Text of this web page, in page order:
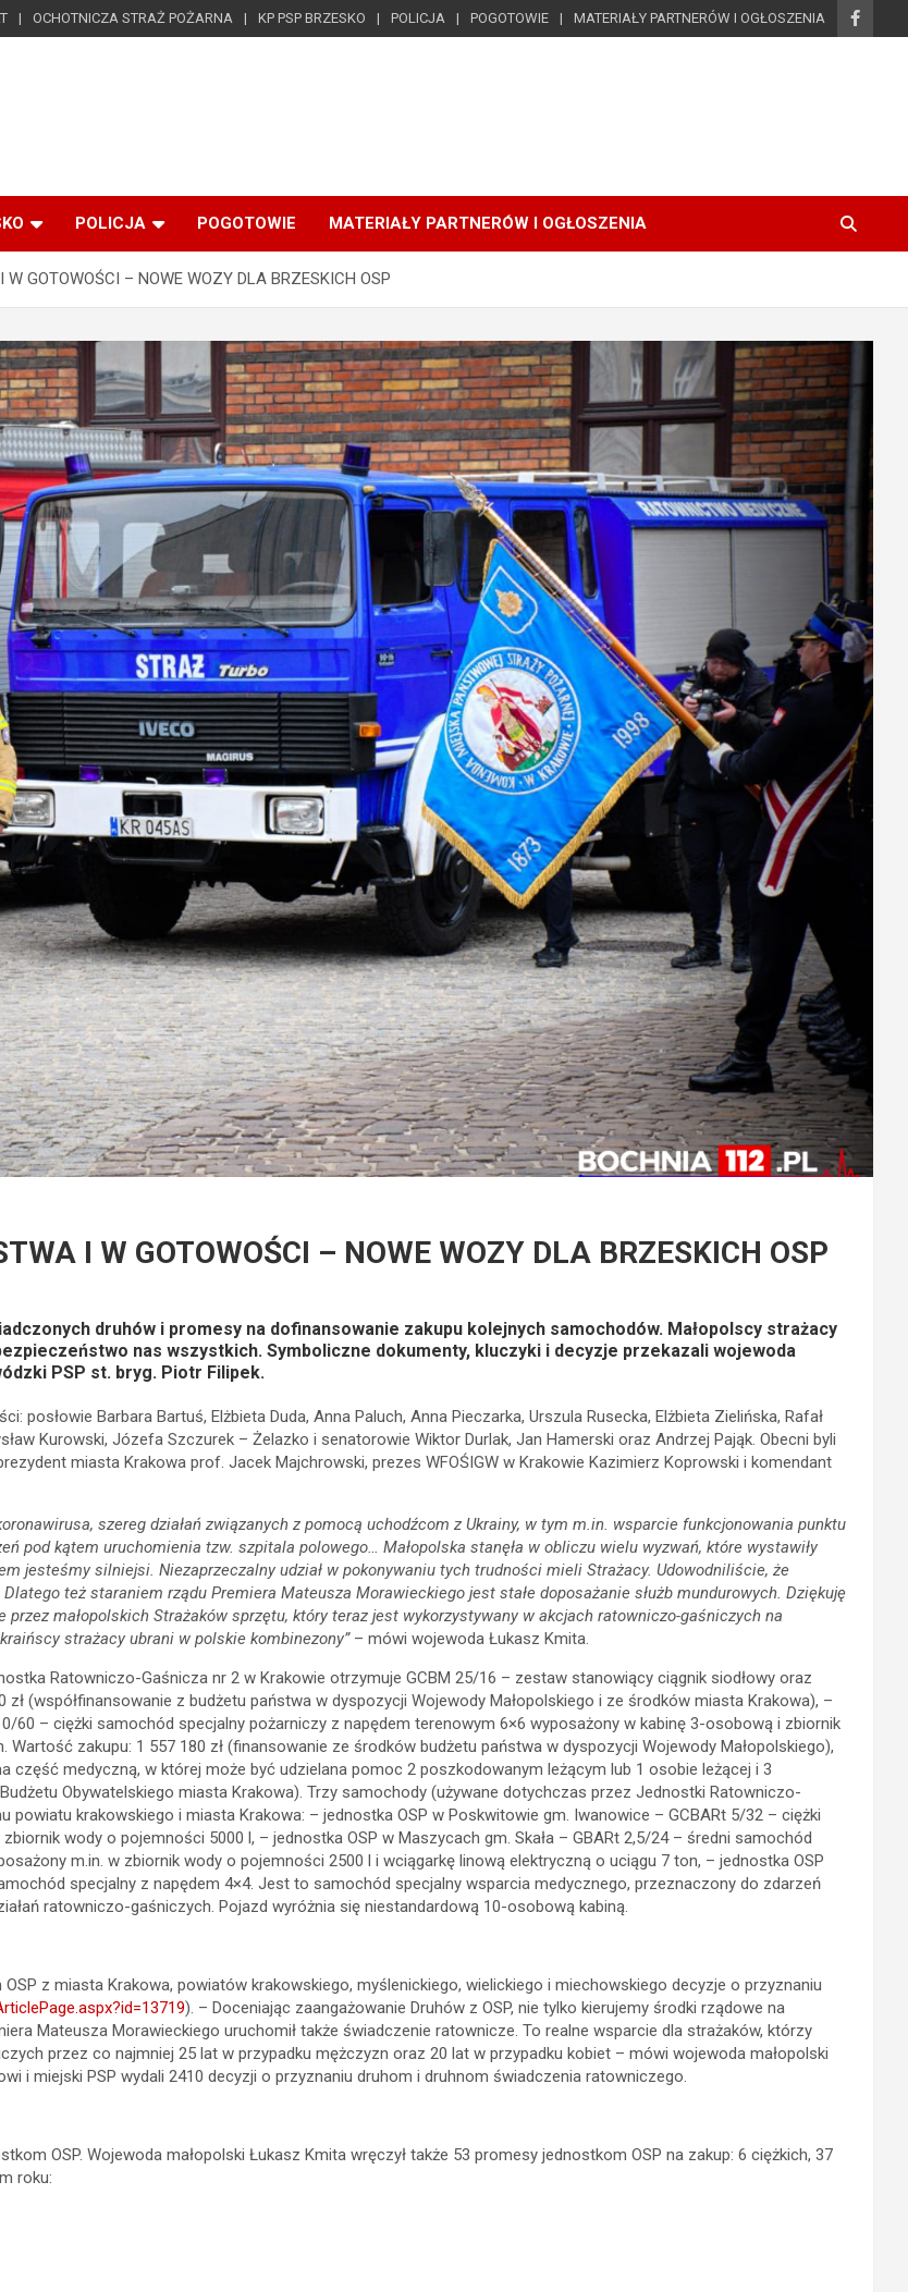
OCHOTNICZA STRAŻ POŻARNA KP PSP BRZESKO POLICJA POGOTOWIE MATERIAŁY PARTNERÓW I OGŁOSZENIA
POLICJA POGOTOWIE MATERIAŁY PARTNERÓW I OGŁOSZENIA
GOTOWOŚCI – NOWE WOZY DLA BRZESKICH OSP
I W GOTOWOŚCI – NOWE WOZY DLA BRZESKICH OSP
druhów i promesy na dofinansowanie zakupu kolejnych samochodów. Małopolscy strażacy
nas wszystkich. Symboliczne dokumenty, kluczyki i decyzje przekazali wojewoda
PSP st. bryg. Piotr Filipek.
posłowie Barbara Bartuś, Elżbieta Duda, Anna Paluch, Anna Pieczarka, Urszula Rusecka, Elżbieta Zielińska, Rafał
Kurowski, Józefa Szczurek – Żelazko i senatorowie Wiktor Durlak, Jan Hamerski oraz Andrzej Pająk. Obecni byli
miasta Krakowa prof. Jacek Majchrowski, prezes WFOŚIGW w Krakowie Kazimierz Koprowski i komendant
szereg działań związanych z pomocą uchodźcom z Ukrainy, w tym m.in. wsparcie funkcjonowania punktu
pod kątem uruchomienia tzw. szpitala polowego… Małopolska stanęła w obliczu wielu wyzwań, które wystawiły
jesteśmy silniejsi. Niezaprzeczalny udział w pokonywaniu tych trudności mieli Strażacy. Udowodniliście, że
też staraniem rządu Premiera Mateusza Morawieckiego jest stałe doposażanie służb mundurowych. Dziękuję
małopolskich Strażaków sprzętu, który teraz jest wykorzystywany w akcjach ratowniczo-gaśniczych na
strażacy ubrani w polskie kombinezony”– mówi wojewoda Łukasz Kmita.
Ratowniczo-Gaśnicza nr 2 w Krakowie otrzymuje GCBM 25/16 – zestaw stanowiący ciągnik siodłowy oraz
(współfinansowanie z budżetu państwa w dyspozycji Wojewody Małopolskiego i ze środków miasta Krakowa), –
60 – ciężki samochód specjalny pożarniczy z napędem terenowym 6×6 wyposażony w kabinę 3-osobową i zbiornik
zakupu: 1 557 180 zł (finansowanie ze środków budżetu państwa w dyspozycji Wojewody Małopolskiego),
część medyczną, w której może być udzielana pomoc 2 poszkodowanym leżącym lub 1 osobie leżącej i 3
Obywatelskiego miasta Krakowa). Trzy samochody (używane dotychczas przez Jednostki Ratowniczo-
powiatu krakowskiego i miasta Krakowa: – jednostka OSP w Poskwitowie gm. Iwanowice – GCBARt 5/32 – ciężki
wody o pojemności 5000 l, – jednostka OSP w Maszycach gm. Skała – GBARt 2,5/24 – średni samochód
m.in. w zbiornik wody o pojemności 2500 l i wciągarkę linową elektryczną o uciągu 7 ton, – jednostka OSP
specjalny z napędem 4×4. Jest to samochód specjalny wsparcia medycznego, przeznaczony do zdarzeń
ratowniczo-gaśniczych. Pojazd wyróżnia się niestandardową 10-osobową kabiną.
z miasta Krakowa, powiatów krakowskiego, myślenickiego, wielickiego i miechowskiego decyzje o przyznaniu
). – Doceniając zaangażowanie Druhów z OSP, nie tylko kierujemy środki rządowe na
Mateusza Morawieckiego uruchomił także świadczenie ratownicze. To realne wsparcie dla strażaków, którzy
przez co najmniej 25 lat w przypadku mężczyzn oraz 20 lat w przypadku kobiet – mówi wojewoda małopolski
i miejski PSP wydali 2410 decyzji o przyznaniu druhom i druhnom świadczenia ratowniczego.
OSP. Wojewoda małopolski Łukasz Kmita wręczył także 53 promesy jednostkom OSP na zakup: 6 ciężkich, 37
roku: